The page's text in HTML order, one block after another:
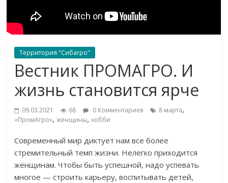
Территория "Сибагро"
Вестник ПРОМАГРО. И
жизнь становится ярче
09.03.2021 68 0 Комментариев 8 марта,
«ПромАгро»,женщины,хобби
Современный мир диктует нам все более
стремительный темп жизни. Нелегко приходится
женщинам. Чтобы быть успешной, надо успевать
многое — строить карьеру, воспитывать детей,